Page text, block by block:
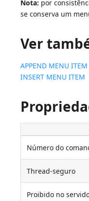
Nota: por
se conserva um
Ver
APPEND MENU ITEM
INSERT MENU ITEM
Número do
Thread-seguro
Proibido no